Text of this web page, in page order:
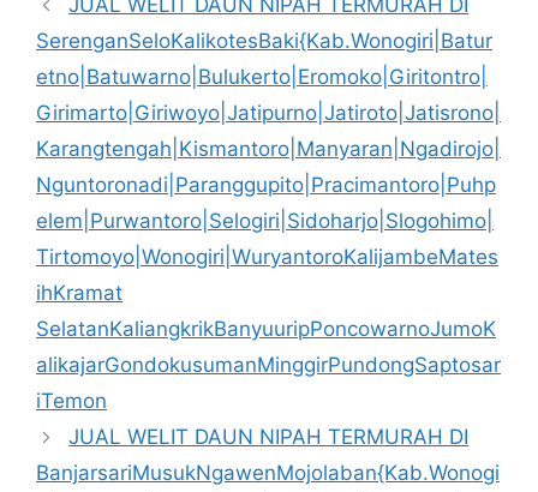
JUAL WELIT DAUN NIPAH TERMURAH DI
SerenganSeloKalikotesBaki{Kab.Wonogiri|Batur
etno|Batuwarno|Bulukerto|Eromoko|Giritontro|
Girimarto|Giriwoyo|Jatipurno|Jatiroto|Jatisrono|
Karangtengah|Kismantoro|Manyaran|Ngadirojo|
Nguntoronadi|Paranggupito|Pracimantoro|Puhp
elem|Purwantoro|Selogiri|Sidoharjo|Slogohimo|
Tirtomoyo|Wonogiri|WuryantoroKalijambeMates
ihKramat
SelatanKaliangkrikBanyuuripPoncowarnoJumoK
alikajarGondokusumanMinggirPundongSaptosar
iTemon
JUAL WELIT DAUN NIPAH TERMURAH DI
BanjarsariMusukNgawenMojolaban{Kab.Wonogi